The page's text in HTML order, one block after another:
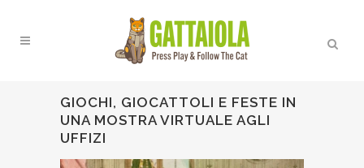
GIOCHI, GIOCATTOLI E FESTE IN
UNA MOSTRA VIRTUALE AGLI
UFFIZI